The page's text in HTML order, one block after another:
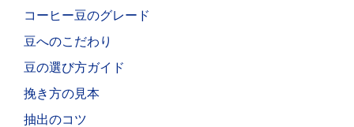
コーヒー豆のグレード
豆へのこだわり
豆の選び方ガイド
挽き方の見本
抽出のコツ